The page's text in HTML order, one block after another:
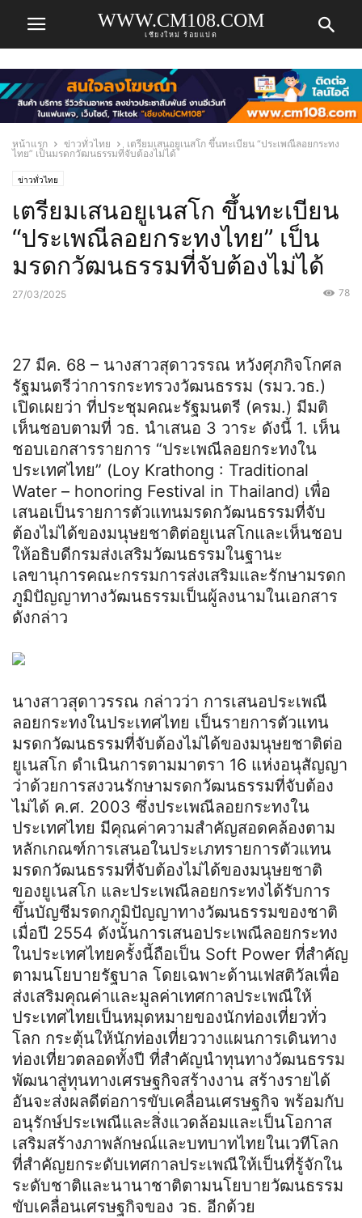
WWW.CM108.COM
เชียงใหม่ ร้อยแปด
หน้าแรก ข่าวทั่วไทย
เตรียมเสนอยูเนสโก ขึ้นทะเบียน “ประเพณีลอยกระทง
ไทย” เป็นมรดกวัฒนธรรมที่จับต้องไม่ได้
ข่าวทั่วไทย
เตรียมเสนอยูเนสโก ขึ้นทะเบียน
“ประเพณีลอยกระทงไทย” เป็น
มรดกวัฒนธรรมที่จับต้องไม่ได้
27/03/2025 78
27 มีค. 68 – นางสาวสุดาวรรณ หวังศุภกิจโกศล
รัฐมนตรีว่าการกระทรวงวัฒนธรรม (รมว.วธ.)
เปิดเผยว่า ที่ประชุมคณะรัฐมนตรี (ครม.) มีมติ
เห็นชอบตามที่ วธ. นำเสนอ 3 วาระ ดังนี้ 1. เห็น
ชอบเอกสารรายการ “ประเพณีลอยกระทงใน
ประเทศไทย” (Loy Krathong : Traditional
Water – honoring Festival in Thailand) เพื่อ
เสนอเป็นรายการตัวแทนมรดกวัฒนธรรมที่จับ
ต้องไม่ได้ของมนุษยชาติต่อยูเนสโกและเห็นชอบ
ให้อธิบดีกรมส่งเสริมวัฒนธรรมในฐานะ
เลขานุการคณะกรรมการส่งเสริมและรักษามรดก
ภูมิปัญญาทางวัฒนธรรมเป็นผู้ลงนามในเอกสาร
ดังกล่าว
นางสาวสุดาวรรณ กล่าวว่า การเสนอประเพณี
ลอยกระทงในประเทศไทย เป็นรายการตัวแทน
มรดกวัฒนธรรมที่จับต้องไม่ได้ของมนุษยชาติต่อ
ยูเนสโก ดำเนินการตามมาตรา 16 แห่งอนุสัญญา
ว่าด้วยการสงวนรักษามรดกวัฒนธรรมที่จับต้อง
ไม่ได้ ค.ศ. 2003 ซึ่งประเพณีลอยกระทงใน
ประเทศไทย มีคุณค่าความสำคัญสอดคล้องตาม
หลักเกณฑ์การเสนอในประเภทรายการตัวแทน
มรดกวัฒนธรรมที่จับต้องไม่ได้ของมนุษยชาติ
ของยูเนสโก และประเพณีลอยกระทงได้รับการ
ขึ้นบัญชีมรดกภูมิปัญญาทางวัฒนธรรมของชาติ
เมื่อปี 2554 ดังนั้นการเสนอประเพณีลอยกระทง
ในประเทศไทยครั้งนี้ถือเป็น Soft Power ที่สำคัญ
ตามนโยบายรัฐบาล โดยเฉพาะด้านเฟสติวัลเพื่อ
ส่งเสริมคุณค่าและมูลค่าเทศกาลประเพณีให้
ประเทศไทยเป็นหมุดหมายของนักท่องเที่ยวทั่ว
โลก กระตุ้นให้นักท่องเที่ยววางแผนการเดินทาง
ท่องเที่ยวตลอดทั้งปี ที่สำคัญนำทุนทางวัฒนธรรม
พัฒนาสู่ทุนทางเศรษฐกิจสร้างงาน สร้างรายได้
อันจะส่งผลดีต่อการขับเคลื่อนเศรษฐกิจ พร้อมกับ
อนุรักษ์ประเพณีและสิ่งแวดล้อมและเป็นโอกาส
เสริมสร้างภาพลักษณ์และบทบาทไทยในเวทีโลก
ที่สำคัญยกระดับเทศกาลประเพณีให้เป็นที่รู้จักใน
ระดับชาติและนานาชาติตามนโยบายวัฒนธรรม
ขับเคลื่อนเศรษฐกิจของ วธ. อีกด้วย